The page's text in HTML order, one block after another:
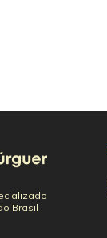
Brasil